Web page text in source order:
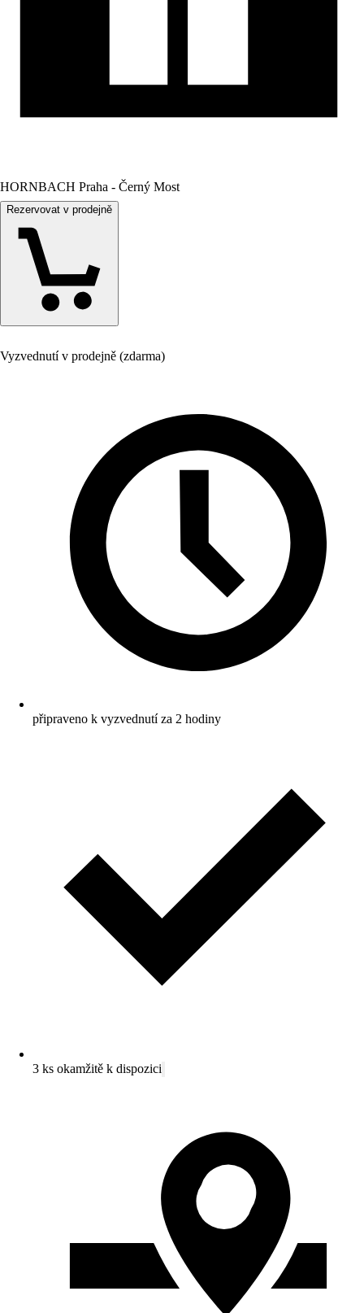
HORNBACH Praha - Černý Most
Rezervovat v prodejně
Vyzvednutí v prodejně (zdarma)
připraveno k vyzvednutí za 2 hodiny
3 ks okamžitě k dispozici